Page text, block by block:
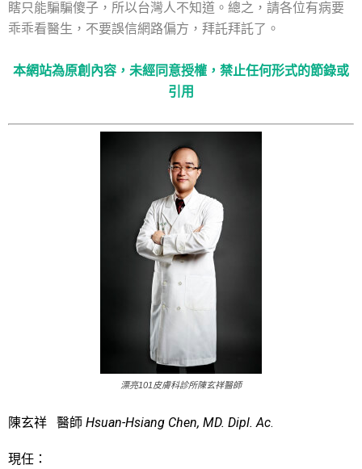
瞎只能騙騙傻子，所以台灣人不知道。總之，請各位有病要
乖乖看醫生，不要誤信網路偏方，拜託拜託了。
本網站為原創內容，未經同意授權，禁止任何形式的節錄或
引用
漂亮101皮膚科診所陳玄祥醫師
陳玄祥 醫師 Hsuan-Hsiang Chen, MD. Dipl. Ac.
現任：